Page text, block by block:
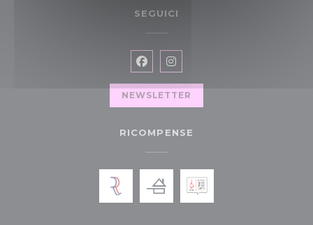
SEGUICI
Facebook ((apre una nuova
Instagram ((apre una
NEWSLETTER
RICOMPENSE